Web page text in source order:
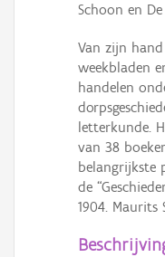
Schoon en
Van zijn
weekbladen
handelen
letterkunde.
van 38
belangrijkste
de
1904. Maurits